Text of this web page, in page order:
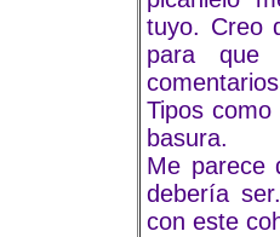
tuyo. Creo
para que
Tipos
basura.
Me parece
debería
con este